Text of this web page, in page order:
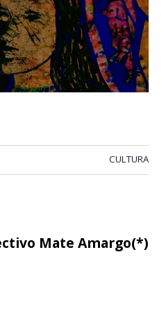
CULTURA
Mate Amargo(*)